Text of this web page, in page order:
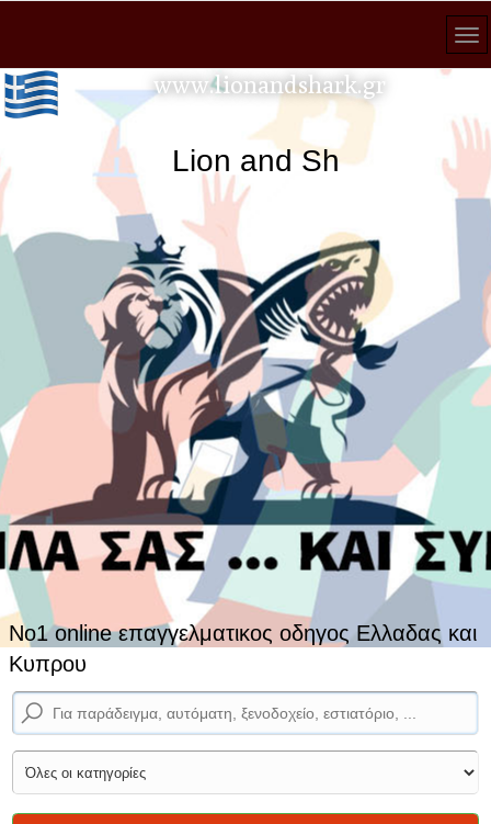
No1 online επαγγελματικος οδηγος Ελλαδας και
Κυπρου
www.lionandshark.gr
Lion and Shark κάθε